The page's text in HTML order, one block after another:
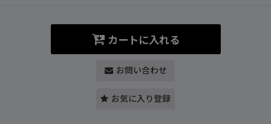
カートに入れる
お問い合わせ
お気に入り登録